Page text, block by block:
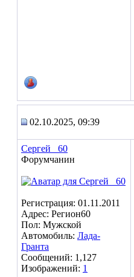
02.10.2025, 09:39
Сергей _60
Форумчанин
Регистрация: 01.11.2011
Адрес: Регион60
Пол: Мужской
Автомобиль: Лада-
Гранта
Сообщений: 1,127
Изображений: 1